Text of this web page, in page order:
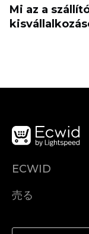
Mi az a
ECWID
ヘルプセンター
売る
Facebookで販売す